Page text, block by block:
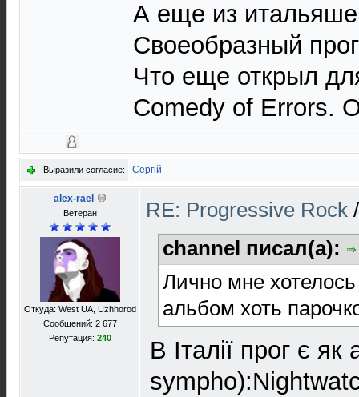
А еще из
Своеобразный
Что еще открыл
Comedy of Errors.
Выразили согласие: Сергій
alex-rael
Ветеран
Откуда: West UA, Uzhhorod
Сообщений: 2 677
Репутация: 240
RE: Progressive Rock
channel писал(а):
Лично мне
альбом хоть
В Італії прог є